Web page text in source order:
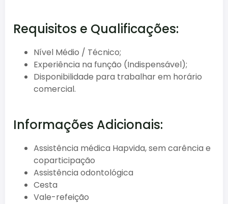
Requisitos e Qualificações:
Nível Médio / Técnico;
Experiência na função (Indispensável);
Disponibilidade para trabalhar em horário
comercial.
Informações Adicionais:
Assistência médica Hapvida, sem carência e
coparticipação
Assistência odontológica
Cesta
Vale-refeição